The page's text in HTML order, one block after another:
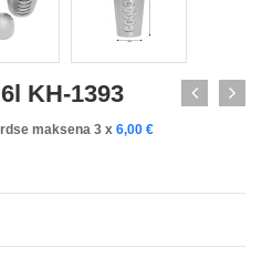
KH-1393
maksena 3 x 6,00 €